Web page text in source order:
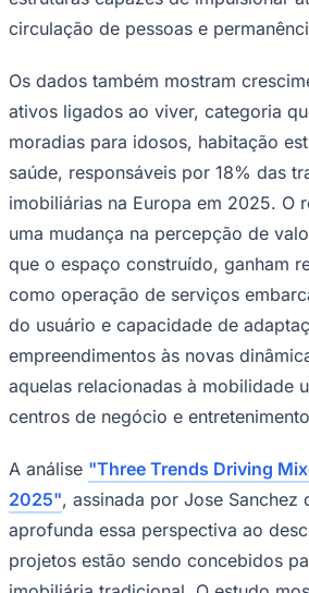
Corinthians
circulação de pessoas e
Os dados também mostram
ativos ligados ao viver, categoria
moradias para idosos, habitação
saúde, responsáveis por 18% das
imobiliárias na Europa em 2025. O
uma mudança na percepção de
que o espaço construído, ganham
como operação de serviços
do usuário e capacidade de
empreendimentos às novas
aquelas relacionadas à mobilidade
centros de negócio e
A análise "Three Trends Driving
2025", assinada por Jose Sanchez
aprofunda essa perspectiva ao
projetos estão sendo concebidos